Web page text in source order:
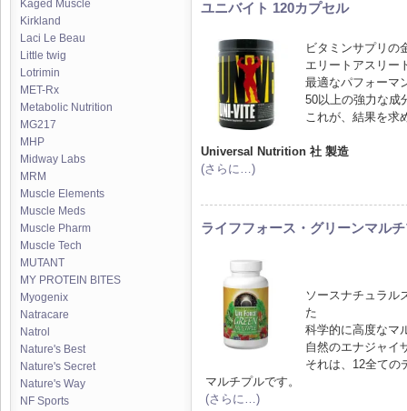
Kaged Muscle
Kirkland
Laci Le Beau
Little twig
Lotrimin
MET-Rx
Metabolic Nutrition
MG217
MHP
Midway Labs
MRM
Muscle Elements
Muscle Meds
Muscle Pharm
Muscle Tech
MUTANT
MY PROTEIN BITES
Myogenix
Natracare
Natrol
Nature's Best
Nature's Secret
Nature's Way
NF Sports
ユニバイト 120カプセル
ビタミンサプリの
エリートアスリー
最適なパフォーマ
50以上の強力な成
これが、結果を求
Universal Nutrition 社 製造
(さらに…)
ライフフォース・グリーンマル
ソースナチュラル
た
科学的に高度なマ
自然のエナジャイ
それは、12全ての
マルチプルです。
(さらに…)